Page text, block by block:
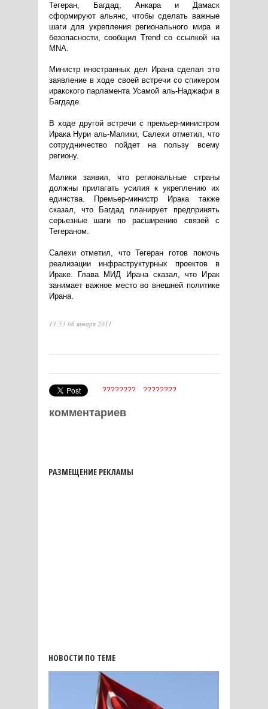
Тегеран, Багдад, Анкара и Дамаск
сформируют альянс, чтобы сделать важные
шаги для укрепления регионального мира и
безопасности, сообщил Trend со ссылкой на
MNA.
Министр иностранных дел Ирана сделал это
заявление в ходе своей встречи со спикером
иракского парламента Усамой аль-Наджафи в
Багдаде.
В ходе другой встречи с премьер-министром
Ирака Нури аль-Малики, Салехи отметил, что
сотрудничество пойдет на пользу всему
региону.
Малики заявил, что региональные страны
должны прилагать усилия к укреплению их
единства. Премьер-министр Ирака также
сказал, что Багдад планирует предпринять
серьезные шаги по расширению связей с
Тегераном.
Салехи отметил, что Тегеран готов помочь
реализации инфраструктурных проектов в
Ираке. Глава МИД Ирана сказал, что Ирак
занимает важное место во внешней политике
Ирана.
13:53 06 января 2011
???????? ????????
комментариев
РАЗМЕЩЕНИЕ РЕКЛАМЫ
НОВОСТИ ПО ТЕМЕ